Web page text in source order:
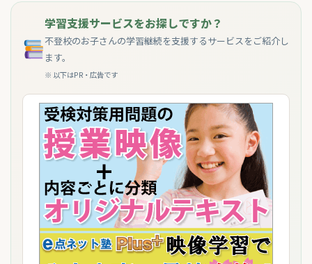
学習支援サービスをお探しですか？
不登校のお子さんの学習継続を支援するサービスをご紹介し
ます。
※ 以下はPR・広告です